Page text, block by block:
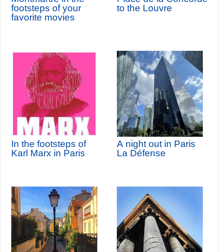
footsteps of your
favorite movies
to the Louvre
In the footsteps of
Karl Marx in Paris
A night out in Paris
La Défense